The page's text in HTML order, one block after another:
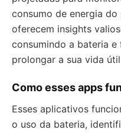
consumo de energia
oferecem insights
consumindo a bateria
prolongar a sua vida
Como esses apps
Esses aplicativos
o uso da bateria,